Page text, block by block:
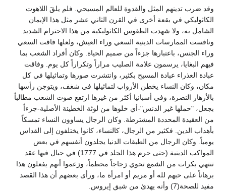
وقد ضرب تدينهم المثل والقدوة للعالم المسيحي. فلم يلقَ اللاهوت
الكاثوليكي في بقعة أخرى في القرن الثاني عشر مثل هذا الإيمان
الشامل به، ولا شهدت الطقوس الكاثوليكية من هذا الاحترام الشديد.
ونافست الممارسات الدينية السعي وراء العيش، ولعلها فاقت السعي
وراء الجنس، باعتبارها جزءاً من صميم الحياة. وكان أفراد الشعب بما
فيهم البغايا، يرسمون علامة الصليب مراراً وتكراراً كل يوم. وفاقت
عبادة العذراء عبادة المسيح بكثير، وانتشرت صورها وتماثيلها في كل
مكان، وكان النساء يخطن الأرواب لتماثيلها في شغف، ويتوجن رأسها
بالأزهار النضرة، وفي أسبانيا أكثر من غيرها ارتفع صوت الشعب مطالباً
بجعل، "حملها غير الدنس"-أي خلوها من لوثة الخطيئة الأصلية-جزءاً
من العقيدة المحددة المشترطة. وكان الرجال يساوون النساء تمسكاً
بأهداب الدين. فكثير من الرجال، كالنساء، كانوا يختلفون إلى القداس
يومياً. وكان الرجال من الطبقات الدنيا يجلدون أنفسهم في بعض
المواكب الدينية (حتى حرم هذا الجلد في 1777) في حبال فيها عقد
تنتهي بكرات من الشمع تحوي زجاجاً محطماً، وزعموا أنهم يفعلون هذا
برهاناً على حبهم لله أو مريم أو امرأة ما، ورأى بعضهم أن هذا القصد
مفيد للصحة(7) وأنه يهدئ من شبق إيروس.